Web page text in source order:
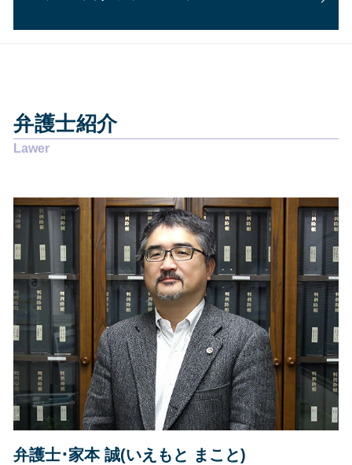
任意整理 意味ない
個人再生 費用 期間
債務整理とは 個人
過払い金請求 時効
個人再生 手続き
任意整理 弁護士 選び方
悪徳商法 お年寄り
賃貸借契約 錯誤無効
賃貸借契約 貸主からの解約
離婚 慰謝料 理由
離婚 性格の不一致
離婚 慰謝料 払わない
労働問題 相談 電話
悪徳商法 マルチ商法
労働問題 解決方法
労働問題 いじめ
悪徳商法 契約書
交通事故 藤枝市
相続 静岡市
企業法務 藤枝市
交通事故 焼津市
債務整理 静岡市
債務整理 藤枝市
交通事故 静岡県
その他の法律問題 島田市
企業法務 島田市
相続 静岡県
債務整理 静岡県
その他の法律問題 焼津市
債務整理 焼津市
相続 焼津市
債務整理 島田市
弁護士紹介
弁護士･家本 誠(いえもと まこと)